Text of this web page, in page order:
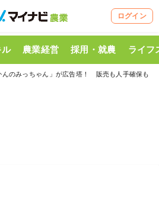
ログイン
ル 農業経営 採用・就農 ライフ
んのみっちゃん」が広告塔！ 販売も人手確保も